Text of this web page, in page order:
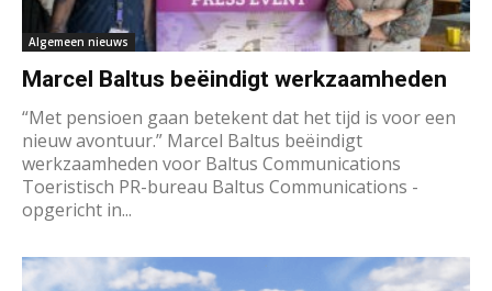
Algemeen nieuws
Marcel Baltus beëindigt werkzaamheden
“Met pensioen gaan betekent dat het tijd is voor een
nieuw avontuur.” Marcel Baltus beëindigt
werkzaamheden voor Baltus Communications
Toeristisch PR-bureau Baltus Communications -
opgericht in...